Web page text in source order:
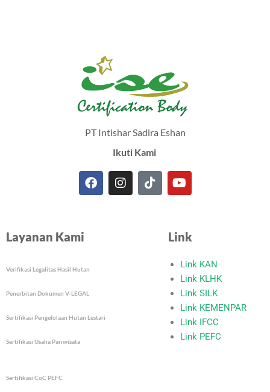
PT Intishar Sadira Eshan
Ikuti Kami
F
I
T
Y
u
e
Layanan Kami
Verifikasi Legalitas Hasil Hutan
Penerbitan Dokumen V-LEGAL
Sertifikasi Pengelolaan Hutan Lestari
Sertifikasi Usaha Pariwisata
Sertifikasi CoC PEFC
Link
Link KAN
Link KLHK
Link SILK
Link KEMENPAR
Link IFCC
Link PEFC